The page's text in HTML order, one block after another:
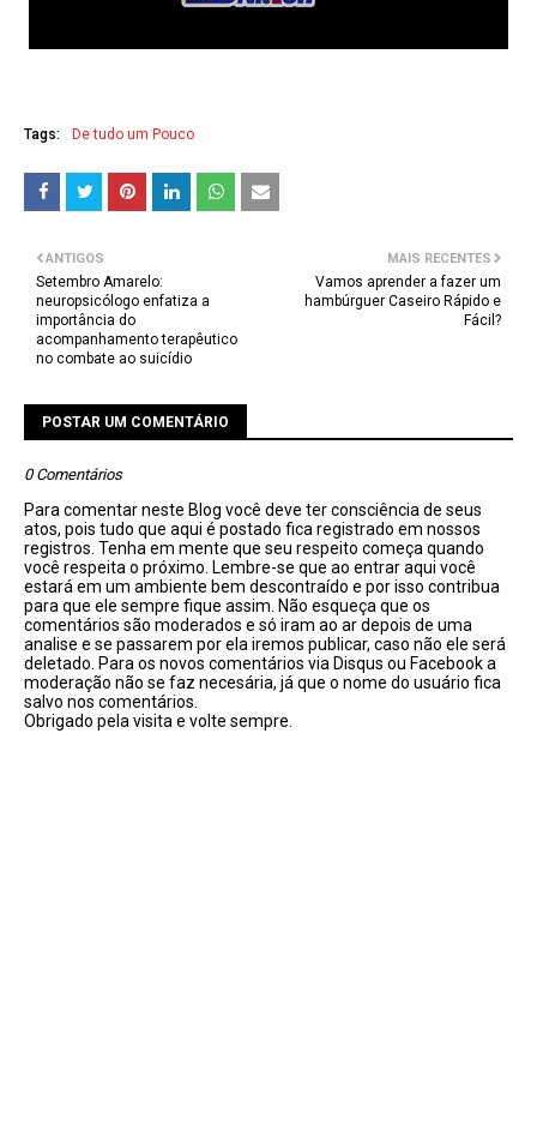
Tags: De tudo um Pouco
MAIS RECENTES
Vamos aprender a fazer um
hambúrguer Caseiro Rápido e
Fácil?
ANTIGOS
Setembro Amarelo:
neuropsicólogo enfatiza a
importância do
acompanhamento terapêutico
no combate ao suicídio
POSTAR UM COMENTÁRIO
0 Comentários
Para comentar neste Blog você deve ter consciência de seus
atos, pois tudo que aqui é postado fica registrado em nossos
registros. Tenha em mente que seu respeito começa quando
você respeita o próximo. Lembre-se que ao entrar aqui você
estará em um ambiente bem descontraído e por isso contribua
para que ele sempre fique assim. Não esqueça que os
comentários são moderados e só iram ao ar depois de uma
analise e se passarem por ela iremos publicar, caso não ele será
deletado. Para os novos comentários via Disqus ou Facebook a
moderação não se faz necesária, já que o nome do usuário fica
salvo nos comentários.
Obrigado pela visita e volte sempre.